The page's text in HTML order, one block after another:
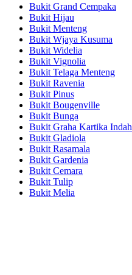
Bukit Grand Cempaka
Bukit Hijau
Bukit Menteng
Bukit Wjaya Kusuma
Bukit Widelia
Bukit Vignolia
Bukit Telaga Menteng
Bukit Ravenia
Bukit Pinus
Bukit Bougenville
Bukit Bunga
Bukit Graha Kartika Indah
Bukit Gladiola
Bukit Rasamala
Bukit Gardenia
Bukit Cemara
Bukit Tulip
Bukit Melia